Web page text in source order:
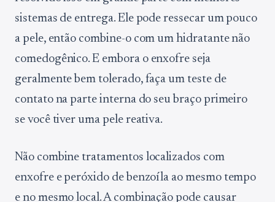
sistemas de entrega. Ele pode ressecar um pouco
a pele, então combine-o com um hidratante não
comedogênico. E embora o enxofre seja
geralmente bem tolerado, faça um teste de
contato na parte interna do seu braço primeiro
se você tiver uma pele reativa.
Não combine tratamentos localizados com
enxofre e peróxido de benzoíla ao mesmo tempo
e no mesmo local. A combinação pode causar